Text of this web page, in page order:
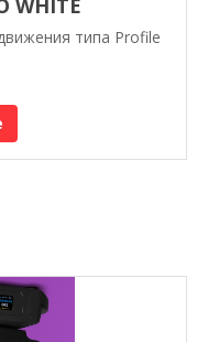
WHITE
типа Profile